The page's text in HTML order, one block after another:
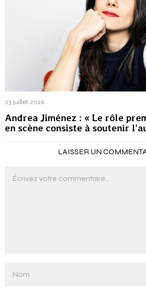
23 juillet 2026
Andrea Jiménez : « Le rôle
en scène consiste à soutenir
LAISSER UN